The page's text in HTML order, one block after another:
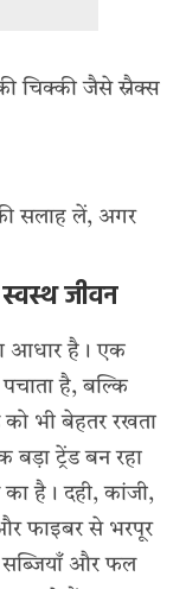
चिक्की जैसे स्नैक्स
सलाह लें, अगर
जीवन
आधार है। एक
है, बल्कि
को भी बेहतर रखता
ट्रेंड बन रहा
है। दही, कांजी,
फाइबर से भरपूर
सब्जियाँ और फल